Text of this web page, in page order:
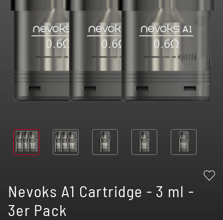
Nevoks A1 Cartridge - 3 ml -
3er Pack